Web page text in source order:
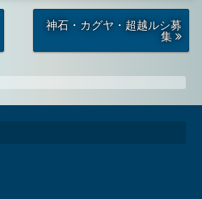
前
の
稿
神石・カグヤ・超越ルシ募
集